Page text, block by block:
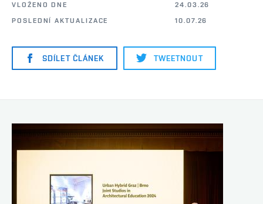
VLOŽENO DNE
24.03.26
POSLEDNÍ AKTUALIZACE
10.07.26
SDÍLET ČLÁNEK TWEETNOUT